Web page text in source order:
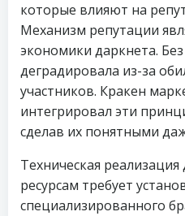
которые влияют на
Механизм репутации
экономики даркнета.
деградировала из-за
участников. Кракен
интегрировал эти
сделав их понятными
Техническая реализация
ресурсам требует
специализированного